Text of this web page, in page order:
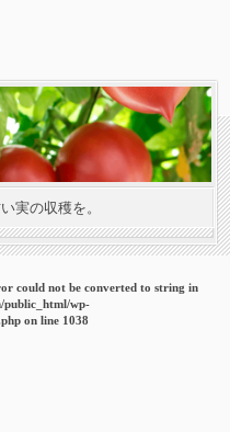
実の収穫を。
could not be converted to string in
public_html/wp-
on line 1038